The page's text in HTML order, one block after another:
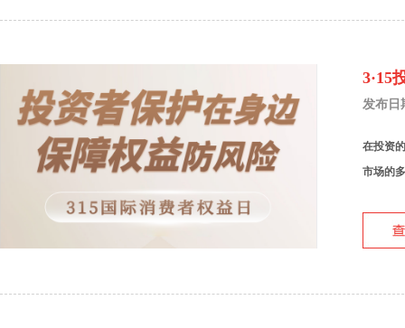
3·15
发布日
在投资
市场的